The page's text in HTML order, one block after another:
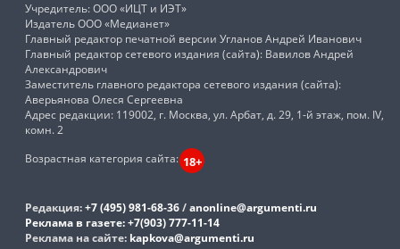
Учредитель: ООО «ИЦТ и ИЭТ»
Издатель ООО «Медианет»
Главный редактор печатной версии Угланов Андрей Иванович
Главный редактор сетевого издания (сайта): Вавилов Андрей
Александрович
Заместитель главного редактора сетевого издания (сайта):
Аверьянова Олеся Сергеевна
Адрес редакции: 119002, г. Москва, ул. Арбат, д. 29, 1-й этаж, пом. IV,
комн. 2
Возрастная категория сайта: 18+
Редакция:+7 (495) 981-68-36/anonline@argumenti.ru
Реклама в газете:+7(903) 777-11-14
Реклама на сайте: kapkova@argumenti.ru